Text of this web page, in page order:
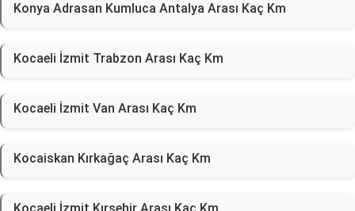
Konya Adrasan Kumluca Antalya Arası Kaç Km
Kocaeli İzmit Trabzon Arası Kaç Km
Kocaeli İzmit Van Arası Kaç Km
Kocaiskan Kırkağaç Arası Kaç Km